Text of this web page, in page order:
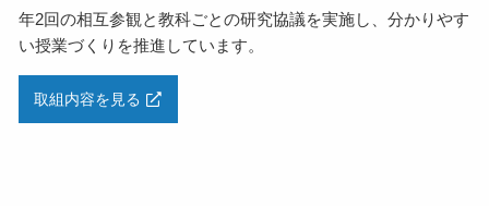
年2回の相互参観と教科ごとの研究協議を実施し、分かりやす
い授業づくりを推進しています。
取組内容を見る